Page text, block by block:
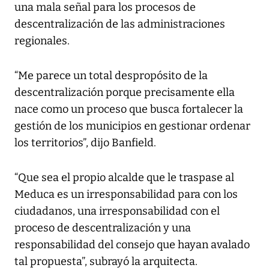
una mala señal para los procesos de
descentralización de las administraciones
regionales.
“Me parece un total despropósito de la
descentralización porque precisamente ella
nace como un proceso que busca fortalecer la
gestión de los municipios en gestionar ordenar
los territorios”, dijo Banfield.
“Que sea el propio alcalde que le traspase al
Meduca es un irresponsabilidad para con los
ciudadanos, una irresponsabilidad con el
proceso de descentralización y una
responsabilidad del consejo que hayan avalado
tal propuesta”, subrayó la arquitecta.